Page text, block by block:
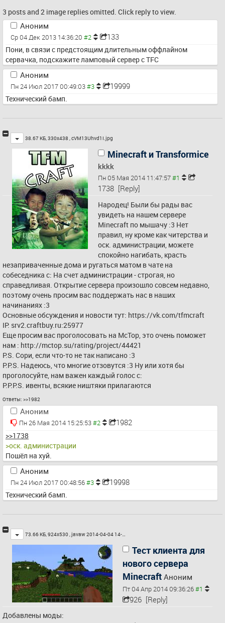
3 posts and 2 image replies omitted. Click reply to view.
Аноним
Ср 04 Дек 2013 14:36:20 133
Пони, в связи с предстоящим длительным оффлайном
сервачка, подскажите ламповый сервер с TFC
Аноним
Пн 24 Июл 2017 00:49:03 19999
Технический бамп.
Toggle
38.67 КБ, 330x438 , cVM13Uhvd1I.jpg
Minecraft и Transformice
kkkk
Пн 05 Мая 2014 11:47:57
1738 [Reply]
Народец! Были бы рады вас
увидеть на нашем сервере
Minecraft по мышачу :3 Нет
правил, ну кроме как читерства и
оск. администрации, можете
спокойно нагибать, красть
незаприваченные дома и ругаться матом в чате на
собеседника с: На счет администрации - строгая, но
справедливая. Открытие сервера произошло совсем недавно,
поэтому очень просим вас поддержать нас в наших
начинаниях :3
Основные обсуждения и новости тут: https://vk.com/tfmcraft
IP: srv2.craftbuy.ru:25977
Еще просим вас проголосовать на McTop, это очень поможет
нам : http://mctop.su/rating/project/44421
P.S. Сори, если что-то не так написано :3
P.P.S. Надеюсь, что многие отзовутся :3 Ну или хотя бы
проголосуйте, нам важен каждый голос с:
P.P.P.S. ивенты, всякие ништяки прилагаются
Ответы: >>1982
Аноним
Пн 26 Мая 2014 15:25:53 1982
>>1738
>оск. администрации
Пошёл на хуй.
Аноним
Пн 24 Июл 2017 00:48:56 19998
Технический бамп.
Toggle
73.66 КБ, 924x530 , javaw 2014-04-04 14-…
Тест клиента для
нового сервера
Minecraft Аноним
Пт 04 Апр 2014 09:36:26
926 [Reply]
Добавлены моды: